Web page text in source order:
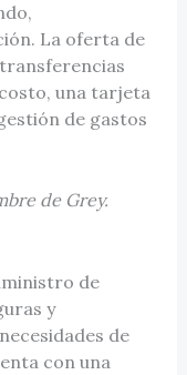
La oferta de
una tarjeta
de gastos
de Grey.
de
y
de
con una